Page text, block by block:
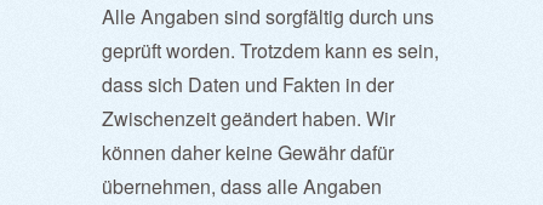
Alle Angaben sind sorgfältig durch uns
geprüft worden. Trotzdem kann es sein,
dass sich Daten und Fakten in der
Zwischenzeit geändert haben. Wir
können daher keine Gewähr dafür
übernehmen, dass alle Angaben